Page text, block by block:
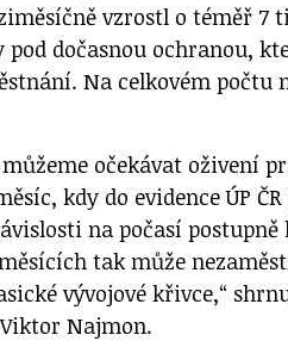
vzrostl o téměř 7
pod dočasnou ochranou,
Na celkovém počtu
očekávat oživení
kdy do evidence ÚP
na počasí
tak může
vývojové křivce,“
Najmon.